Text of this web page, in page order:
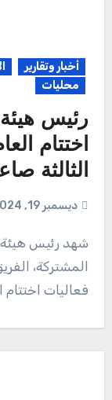
أخبار وتقارير
محليات
رئيس هيئة
اختتام
الثالثة
ديسمبر 19, 2024
شهد رئيس هيئة الأركان العامة، قائد العمليات
المشتركة،
فعاليات اختتام